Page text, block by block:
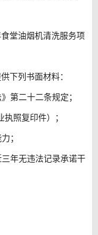
食堂油烟机清洗服务项
下列书面材料：
第二十二条规定；
照复印件）；
；
年无违法记录承诺干